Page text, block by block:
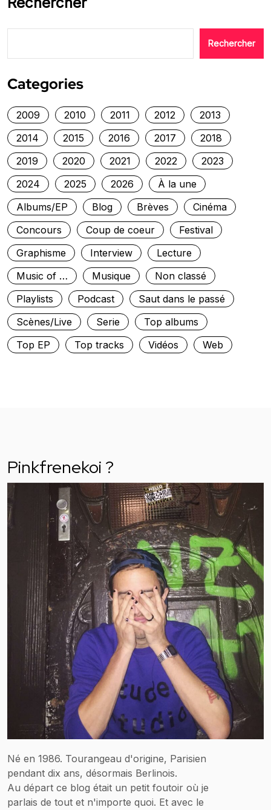
Rechercher
Categories
2009 2010 2011 2012
2013
2014
2015 2016 2017
2018
2019
2020 2021 2022
2023
2024
2025 2026
À la une
Albums/EP
Blog Brèves
Cinéma
Concours
Coup de coeur
Festival
Graphisme
Interview
Lecture
Music of …
Musique
Non classé
Playlists
Podcast
Saut dans le passé
Scènes/Live
Serie
Top albums
Top EP
Top tracks Vidéos Web
Pinkfrenekoi ?
Né en 1986. Tourangeau d'origine, Parisien
pendant dix ans, désormais Berlinois.
Au départ ce blog était un petit foutoir où je
parlais de tout et n'importe quoi. Et avec le